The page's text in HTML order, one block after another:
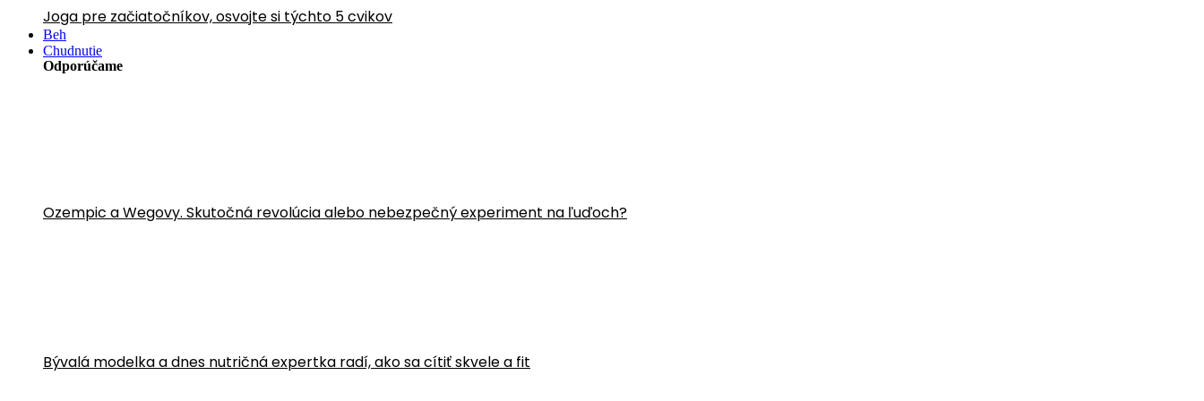
Joga pre začiatočníkov, osvojte si týchto 5 cvikov
Beh
Chudnutie
Odporúčame
Ozempic a Wegovy. Skutočná revolúcia alebo nebezpečný experiment na ľuďoch?
Bývalá modelka a dnes nutričná expertka radí, ako sa cítiť skvele a fit